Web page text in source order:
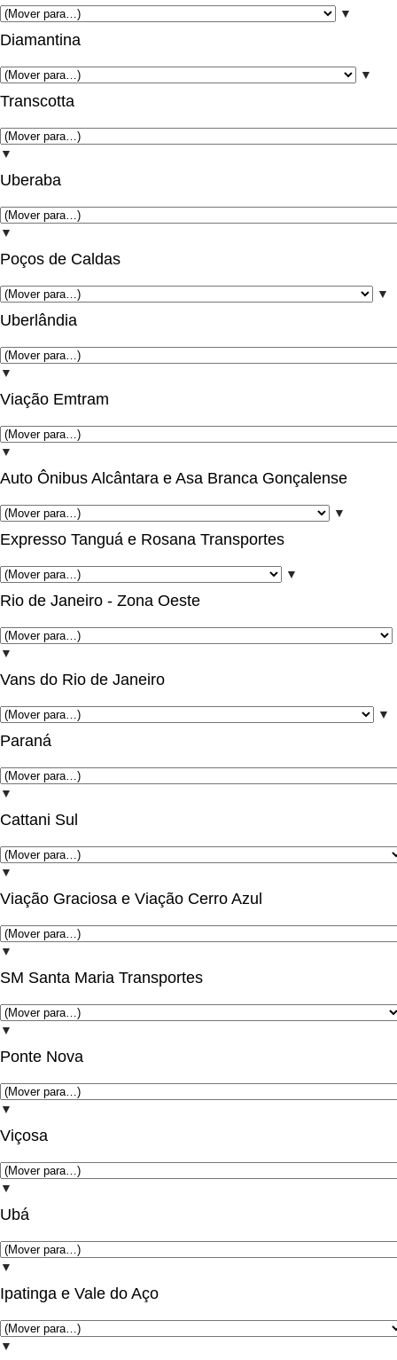
▼
Diamantina
▼
Transcotta
▼
Uberaba
▼
Poços de Caldas
▼
Uberlândia
▼
Viação Emtram
▼
Auto Ônibus Alcântara e Asa Branca Gonçalense
▼
Expresso Tanguá e Rosana Transportes
▼
Rio de Janeiro - Zona Oeste
▼
Vans do Rio de Janeiro
▼
Paraná
▼
Cattani Sul
▼
Viação Graciosa e Viação Cerro Azul
▼
SM Santa Maria Transportes
▼
Ponte Nova
▼
Viçosa
▼
Ubá
▼
Ipatinga e Vale do Aço
▼